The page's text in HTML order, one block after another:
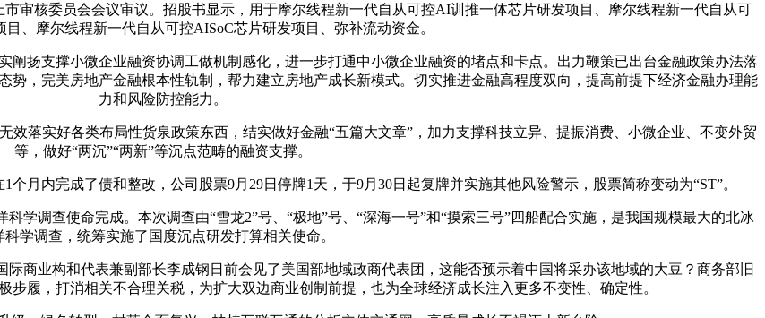
核委员会会议审议。招股书显示，用于摩尔线程新一代自从可控AI训推一体芯片研发项目、摩尔线程新一代自从可
目、摩尔线程新一代自从可控AISoC芯片研发项目、弥补流动资金。
扬支撑小微企业融资协调工做机制感化，进一步打通中小微企业融资的堵点和卡点。出力鞭策已出台金融政策办法落
，完美房地产金融根本性轨制，帮力建立房地产成长新模式。切实推进金融高程度双向，提高前提下经济金融办理能
力和风险防控能力。
实好各类布局性货泉政策东西，结实做好金融“五篇大文章”，加力支撑科技立异、提振消费、小微企业、不变外贸
等，做好“两沉”“两新”等沉点范畴的融资支撑。
内完成了债和整改，公司股票9月29日停牌1天，于9月30日起复牌并实施其他风险警示，股票简称变动为“ST”。
调查使命完成。本次调查由“雪龙2”号、“极地”号、“深海一号”和“摸索三号”四船配合实施，是我国规模最大的北冰
科学调查，统筹实施了国度沉点研发打算相关使命。
业构和代表兼副部长李成钢日前会见了美国部地域政商代表团，这能否预示着中国将采办该地域的大豆？商务部旧
履，打消相关不合理关税，为扩大双边商业创制前提，也为全球经济成长注入更多不变性、确定性。